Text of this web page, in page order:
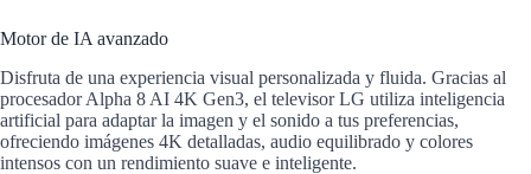
Motor de IA avanzado
Disfruta de una experiencia visual personalizada y fluida. Gracias al
procesador Alpha 8 AI 4K Gen3, el televisor LG utiliza inteligencia
artificial para adaptar la imagen y el sonido a tus preferencias,
ofreciendo imágenes 4K detalladas, audio equilibrado y colores
intensos con un rendimiento suave e inteligente.